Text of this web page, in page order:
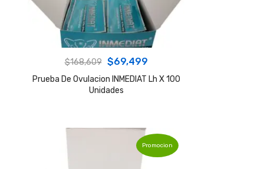
$168,609 Original
price
was:
$69,499Current
price
Prueba De Ovulacion INMEDIAT Lh X 100
Unidades
Promocion